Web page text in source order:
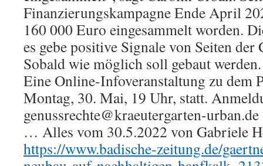
Finanzierungskampagne Ende April
160 000 Euro eingesammelt worden.
es gebe positive Signale von Seiten
Sobald wie möglich soll gebaut werden.
Eine Online-Infoveranstaltung zu dem
Montag, 30. Mai, 19 Uhr, statt.
genussrechte@kraeutergarten-urban.de
… Alles vom 30.5.2022 von Gabriele
https://www.badische-zeitung.de/